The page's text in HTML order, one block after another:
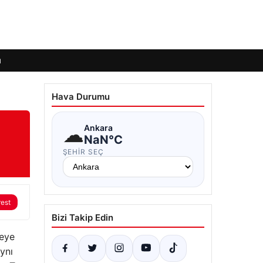
Hava Durumu
☁Ankara
NaN°C
ŞEHIR SEÇ
Bizi Takip Edin